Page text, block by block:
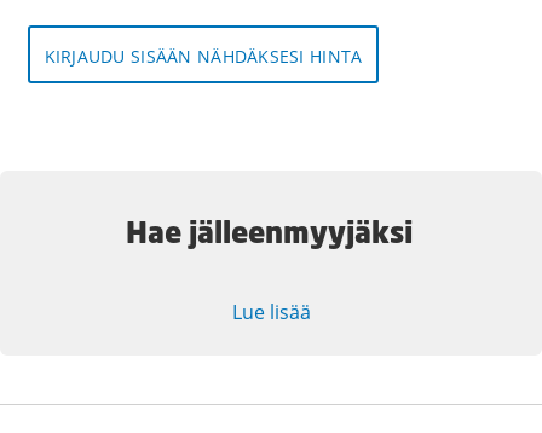
KIRJAUDU SISÄÄN NÄHDÄKSESI HINTA
Hae jälleenmyyjäksi
Lue lisää